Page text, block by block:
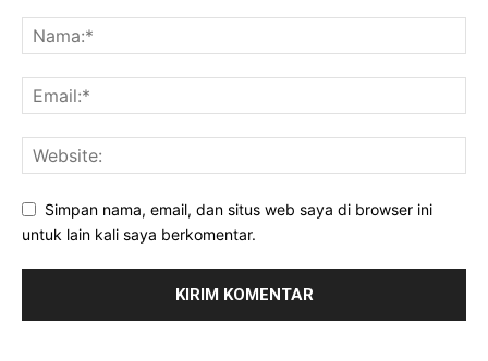
Simpan nama, email, dan situs web saya di browser ini
untuk lain kali saya berkomentar.